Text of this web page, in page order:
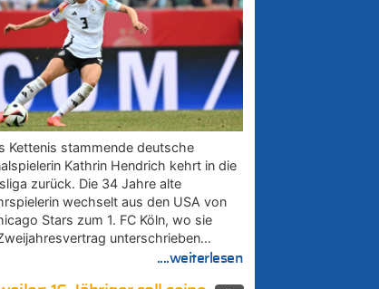
Kettenis stammende deutsche
Kathrin Hendrich kehrt in die
zurück. Die 34 Jahre alte
wechselt aus den USA von
Stars zum 1. FC Köln, wo sie
unterschrieben…
....weiterlesen